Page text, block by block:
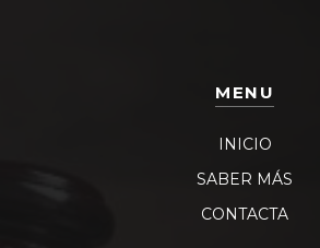
MENU
INICIO
SABER MÁS
CONTACTA